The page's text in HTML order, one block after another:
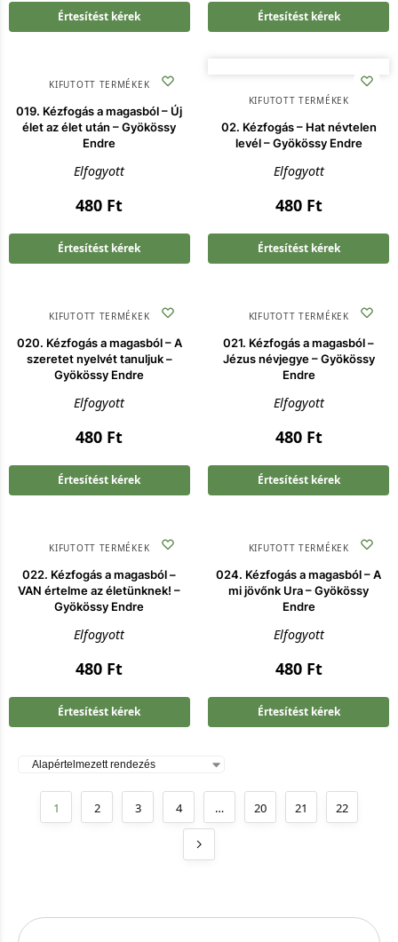
Értesítést kérek Értesítést kérek
KIFUTOTT TERMÉKEK
019. Kézfogás a magasból – Új
élet az élet után – Gyökössy
Endre
Elfogyott
480 Ft
Értesítést kérek
KIFUTOTT TERMÉKEK
02. Kézfogás – Hat névtelen
levél – Gyökössy Endre
Elfogyott
480 Ft
Értesítést kérek
KIFUTOTT TERMÉKEK
020. Kézfogás a magasból – A
szeretet nyelvét tanuljuk –
Gyökössy Endre
Elfogyott
480 Ft
Értesítést kérek
KIFUTOTT TERMÉKEK
021. Kézfogás a magasból –
Jézus névjegye – Gyökössy
Endre
Elfogyott
480 Ft
Értesítést kérek
KIFUTOTT TERMÉKEK
022. Kézfogás a magasból –
VAN értelme az életünknek! –
Gyökössy Endre
Elfogyott
480 Ft
Értesítést kérek
KIFUTOTT TERMÉKEK
024. Kézfogás a magasból – A
mi jövőnk Ura – Gyökössy
Endre
Elfogyott
480 Ft
Értesítést kérek
1 2 3 4 … 20 21 22